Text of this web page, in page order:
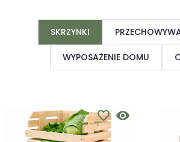
SKRZYNKI
WYPOSAŻENIE DOMU
visibility
favorite_border